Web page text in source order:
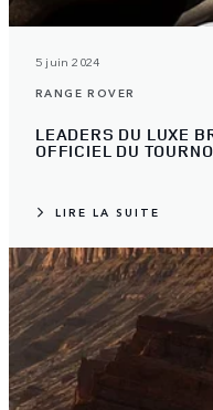
5 juin 2024
RANGE ROVER
LEADERS DU LUXE
OFFICIEL DU
LIRE LA SUITE